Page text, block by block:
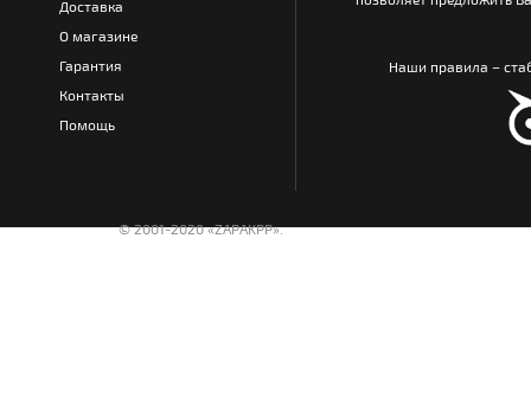
Доставка
О магазине
Гарантия
Контакты
Помощь
Наши правила –
© 2001-2020 «ZAPAKPP».